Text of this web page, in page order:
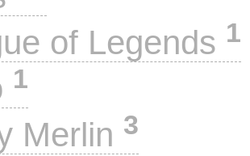
of Legends 1
1
Merlin 3